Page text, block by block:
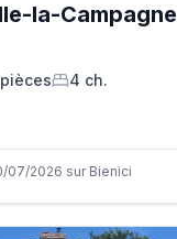
la-Campagne
pièces 4 ch.
07/2026 sur Bienici